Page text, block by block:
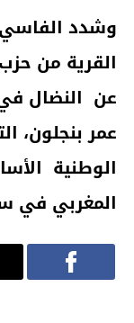
وشدد الفاسي
القرية من
عن النضال
عمر بنجلون،
الوطنية
المغربي في